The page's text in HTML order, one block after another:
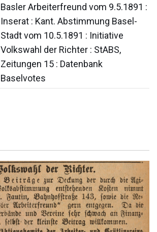
Basler Arbeiterfreund vom 9.5.1891 :
Inserat : Kant. Abstimmung Basel-
Stadt vom 10.5.1891 : Initiative
Volkswahl der Richter : StABS,
Zeitungen 15 : Datenbank
Baselvotes